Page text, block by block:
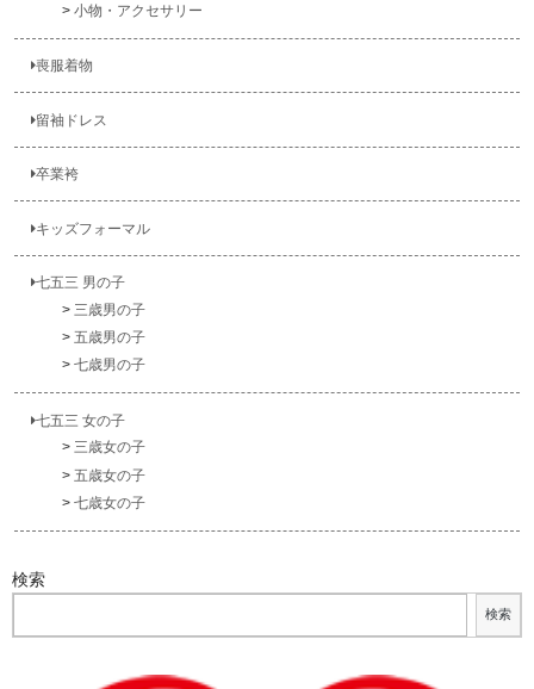
小物・アクセサリー
喪服着物
留袖ドレス
卒業袴
キッズフォーマル
七五三 男の子
三歳男の子
五歳男の子
七歳男の子
七五三 女の子
三歳女の子
五歳女の子
七歳女の子
検索
検索